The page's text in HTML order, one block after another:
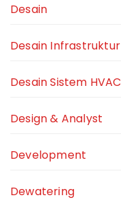
Desain
Desain Infrastruktur
Desain Sistem HVAC
Design & Analyst
Development
Dewatering